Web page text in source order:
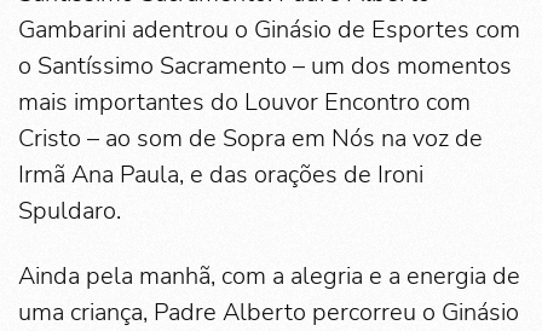
Gambarini adentrou o Ginásio de Esportes com
o Santíssimo Sacramento – um dos momentos
mais importantes do Louvor Encontro com
Cristo – ao som de Sopra em Nós na voz de
Irmã Ana Paula, e das orações de Ironi
Spuldaro.
Ainda pela manhã, com a alegria e a energia de
uma criança, Padre Alberto percorreu o Ginásio